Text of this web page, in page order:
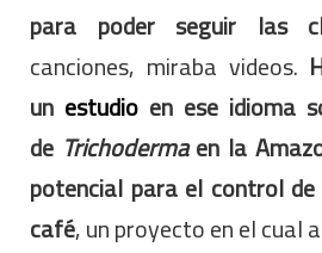
para poder seguir las
canciones, miraba videos.
un estudio en ese idioma
de Trichodermaen la
potencial para el control
café, un proyecto en el cual